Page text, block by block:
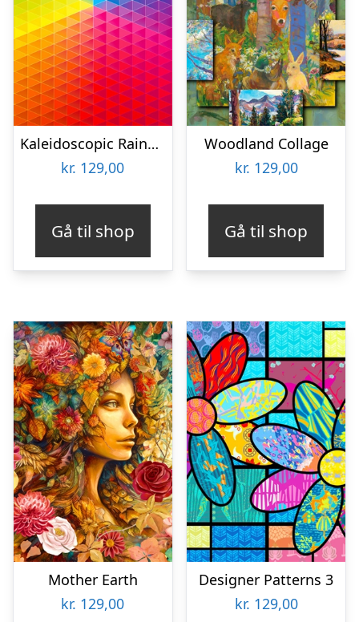
Kaleidoscopic Rainbow
kr. 129,00
Gå til shop
Woodland Collage
kr. 129,00
Gå til shop
Mother Earth
kr. 129,00
Designer Patterns 3
kr. 129,00